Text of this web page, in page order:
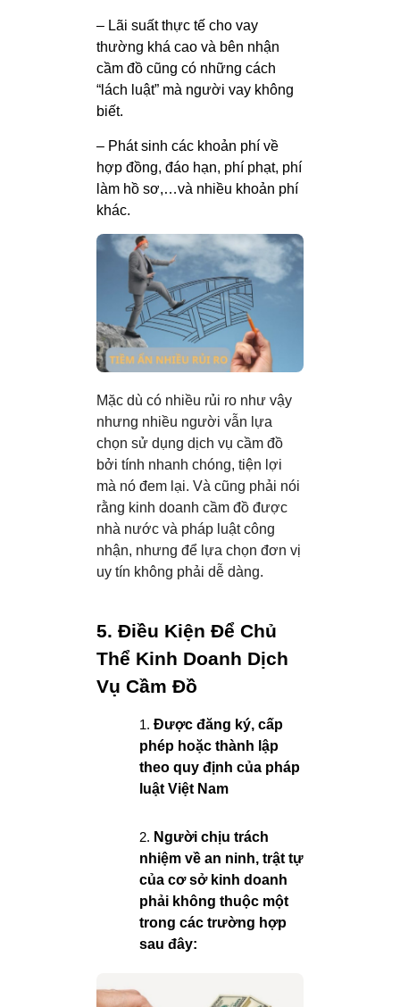
– Lãi suất thực tế cho vay
thường khá cao và bên nhận
cầm đồ cũng có những cách
“lách luật” mà người vay không
biết.
– Phát sinh các khoản phí về
hợp đồng, đáo hạn, phí phạt, phí
làm hồ sơ,…và nhiều khoản phí
khác.
Mặc dù có nhiều rủi ro như vậy
nhưng nhiều người vẫn lựa
chọn sử dụng dịch vụ cầm đồ
bởi tính nhanh chóng, tiện lợi
mà nó đem lại. Và cũng phải nói
rằng kinh doanh cầm đồ được
nhà nước và pháp luật công
nhận, nhưng để lựa chọn đơn vị
uy tín không phải dễ dàng.
5. Điều Kiện Để Chủ
Thể Kinh Doanh Dịch
Vụ Cầm Đồ
Được đăng ký, cấp
phép hoặc thành lập
theo quy định của pháp
luật Việt Nam
Người chịu trách
nhiệm về an ninh, trật tự
của cơ sở kinh doanh
phải không thuộc một
trong các trường hợp
sau đây: